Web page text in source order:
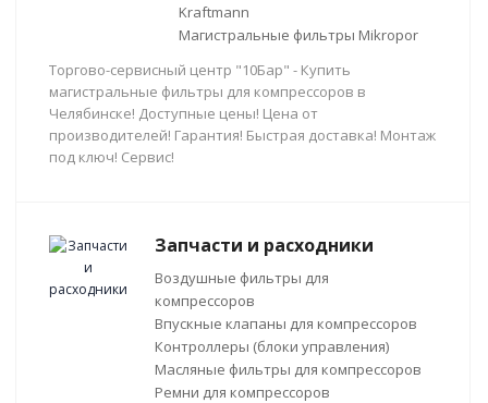
Kraftmann
Магистральные фильтры Mikropor
Торгово-сервисный центр "10Бар" - Купить
магистральные фильтры для компрессоров в
Челябинске! Доступные цены! Цена от
производителей! Гарантия! Быстрая доставка! Монтаж
под ключ! Сервис!
Запчасти и расходники
Воздушные фильтры для
компрессоров
Впускные клапаны для компрессоров
Контроллеры (блоки управления)
Масляные фильтры для компрессоров
Ремни для компрессоров